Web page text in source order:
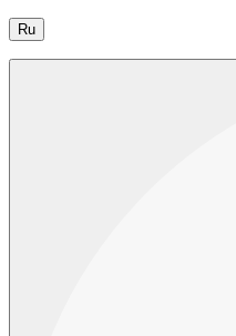
Ru